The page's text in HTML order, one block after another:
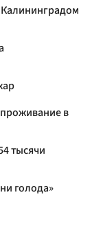
Калининградом
в
тысячи
голода»